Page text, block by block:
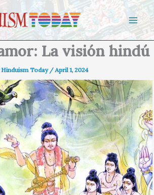
La visión hindú
Hinduism Today /April 1, 2024